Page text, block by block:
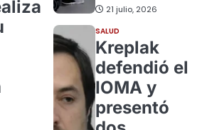
21 julio, 2026
SALUD
Kreplak
defendió el
IOMA y
presentó